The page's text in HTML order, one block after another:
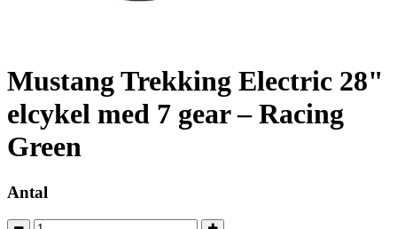
Mustang Trekking Electric 28"
elcykel med 7 gear – Racing
Green
Antal